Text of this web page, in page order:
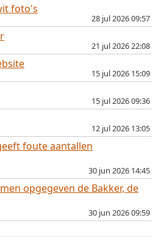
foto's
28 jul 2026 09:57
21 jul 2026 22:08
15 jul 2026 15:09
15 jul 2026 09:36
12 jul 2026 13:05
foute aantallen
30 jun 2026 14:45
opgegeven de Bakker, de
30 jun 2026 09:59